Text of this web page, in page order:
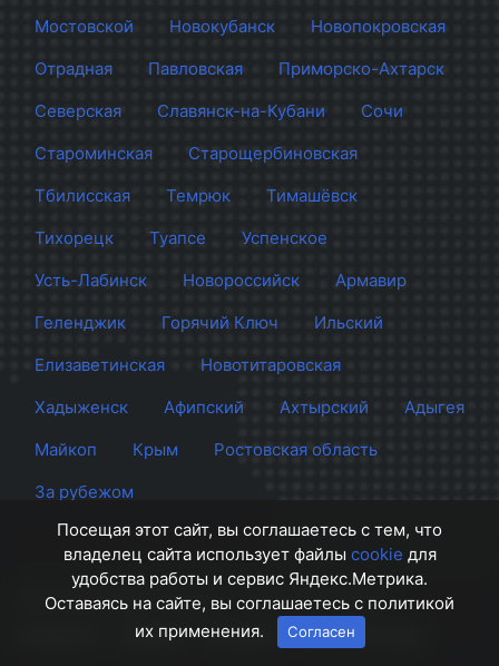
Мостовской
Новокубанск
Новопокровская
Отрадная
Павловская
Приморско-Ахтарск
Северская
Славянск-на-Кубани
Сочи
Староминская
Старощербиновская
Тбилисская
Темрюк
Тимашёвск
Тихорецк
Туапсе
Успенское
Усть-Лабинск
Новороссийск
Армавир
Геленджик
Горячий Ключ
Ильский
Елизаветинская
Новотитаровская
Хадыженск
Афипский Ахтырский
Адыгея
Майкоп
Крым
Ростовская область
За рубежом
Сайт Краснодара
© 2012 - 2026 СМИ Кубани
Правила Контакты Напишите нам
Посещая этот сайт, вы соглашаетесь с тем, что
владелец сайта использует файлы cookie для
удобства работы и сервис Яндекс.Метрика.
Оставаясь на сайте, вы соглашаетесь с политикой
их применения.
Согласен